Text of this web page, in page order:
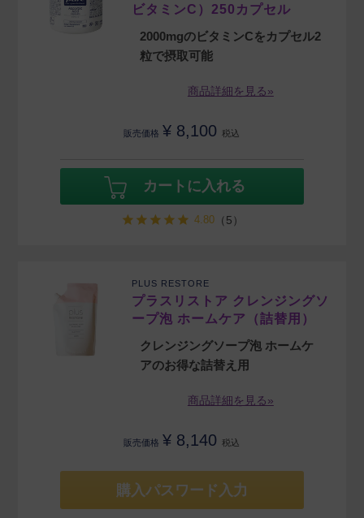
ビタミンC）250カプセル
2000mgのビタミンCをカプセル2
粒で摂取可能
商品詳細を見る»
販売価格 ¥ 8,100 税込
カートに入れる
4.80（5）
PLUS RESTORE
プラスリストア クレンジングソ
ープ泡 ホームケア（詰替用）
クレンジングソープ泡 ホームケ
アのお得な詰替え用
商品詳細を見る»
販売価格 ¥ 8,140 税込
購入パスワード入力